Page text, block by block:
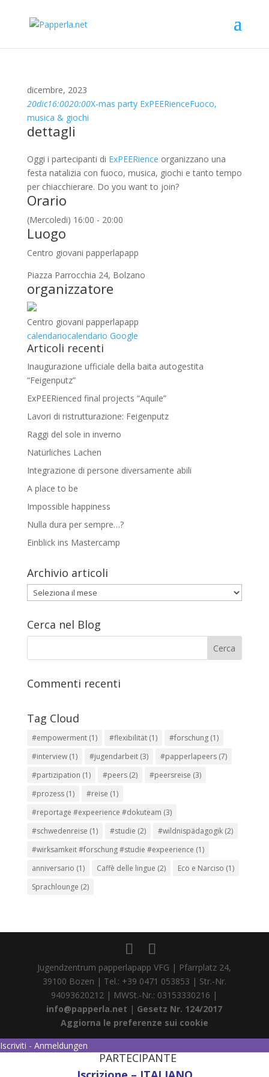
dicembre, 2023
20dic16:0020:00X-mas party ExPEERienceFuoco,
musica & giochi
dettagli
Oggi i partecipanti di ExPEERience organizzano una
festa natalizia con fuoco, musica, giochi e tanto tempo
per chiacchierare. Do you want to join?
Orario
(Mercoledi) 16:00 - 20:00
Luogo
Centro giovani papperlapapp
Piazza Parrocchia 24, Bolzano
organizzatore
Centro giovani papperlapapp
calendariocalendario Google
Articoli recenti
Inaugurazione ufficiale della baita autogestita
“Feigenputz”
ExPEERienced final projects “Aquile”
Lavori di ristrutturazione: Feigenputz
Raggi del sole in inverno
Natürliches Lachen
Integrazione di persone diversamente abili
A place to be
Impossible happiness
Nulla dura per sempre…?
Einblick ins Mastercamp
Archivio articoli
Archivio
articoli
Cerca nel Blog
Commenti recenti
Tag Cloud
#empowerment(1) #flexibilität(1) #forschung(1)
#interview(1) #jugendarbeit(3) #papperlapeers(7)
#partizipation (1) #peers(2) #peersreise (3)
#prozess(1) #reise (1)
#reportage #expeerience #dokuteam (3)
#schwedenreise (1) #studie (2) #wildnispädagogik(2)
#wirksamkeit #forschung #studie #expeerience (1)
anniversario (1) Caffè delle lingue (2) Eco e Narciso (1)
Sprachlounge (2)
Jugendzentrum papperlapapp VFG | Pfarrplatz 24,
39100 Bozen | Tel.: +39 0471 053853 | Str.-Nr.
94093620212 | MWSt.-Nr.: 03153330216 |
info@papperla.net | Gesetz Nr. 124/2017
Aggiorna le preferenze sui cookie
Iscriviti - Anmeldungen
PARTECIPANTE